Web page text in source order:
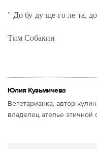
" До бу-ду-ще-го ле-та,
Тим Собакин
Юлия Кузьмичева
Вегетарианка, автор
владелец ателье